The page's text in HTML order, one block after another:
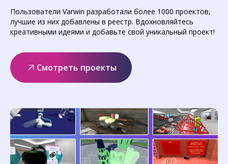
Пользователи Varwin разработали более 1000 проектов,
лучшие из них добавлены в реестр. Вдохновляйтесь
креативными идеями и добавьте свой уникальный проект!
Смотреть проекты